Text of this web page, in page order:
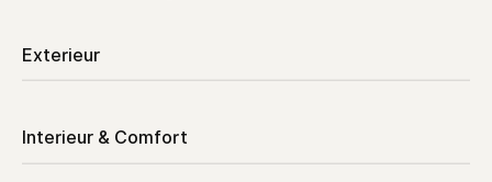
Exterieur
Interieur & Comfort